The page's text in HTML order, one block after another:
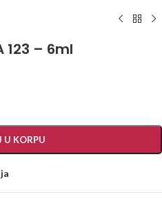
123 – 6ml
U KORPU